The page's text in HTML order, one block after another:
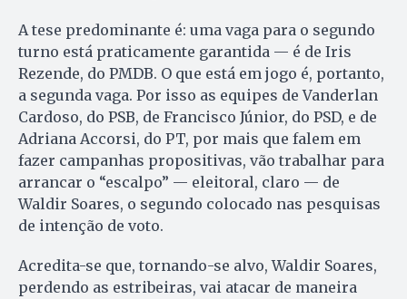
A tese predominante é: uma vaga para o segundo
turno está praticamente garantida — é de Iris
Rezende, do PMDB. O que está em jogo é, portanto,
a segunda vaga. Por isso as equipes de Vanderlan
Cardoso, do PSB, de Francisco Júnior, do PSD, e de
Adriana Accorsi, do PT, por mais que falem em
fazer campanhas propositivas, vão trabalhar para
arrancar o “escalpo” — eleitoral, claro — de
Waldir Soares, o segundo colocado nas pesquisas
de intenção de voto.
Acredita-se que, tornando-se alvo, Waldir Soares,
perdendo as estribeiras, vai atacar de maneira